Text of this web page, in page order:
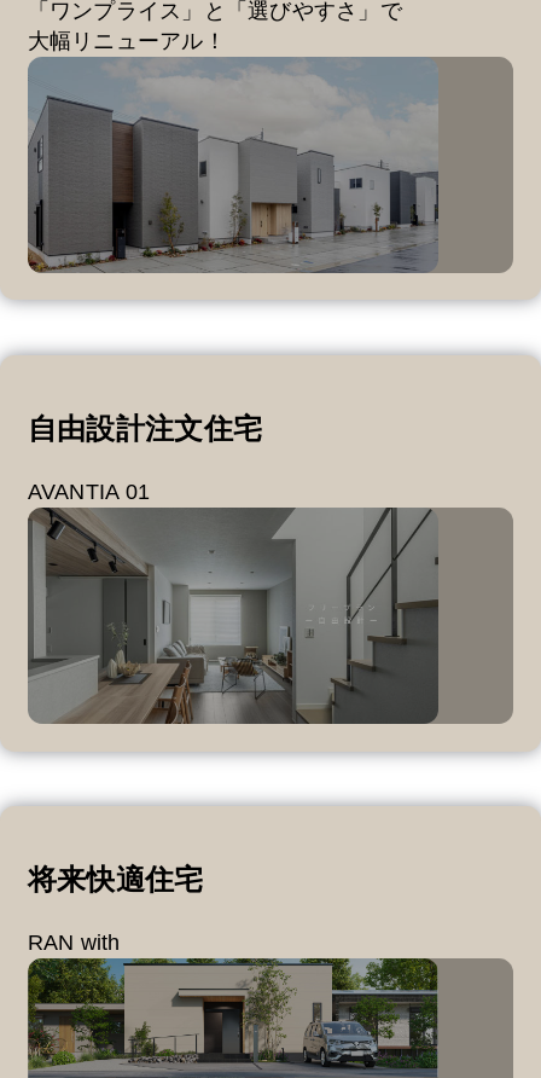
「ワンプライス」と「選びやすさ」で
大幅リニューアル！
自由設計注文住宅
AVANTIA 01
将来快適住宅
RAN with